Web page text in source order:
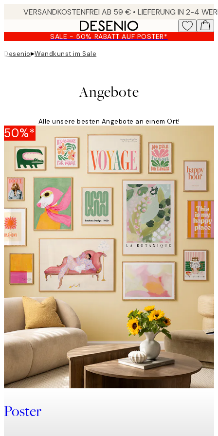
content.
SALE - 50% RABATT AUF POSTER*
Desenio▸Wandkunst im Sale
Angebote
Alle unsere besten Angebote an einem Ort!
50%*
Poster